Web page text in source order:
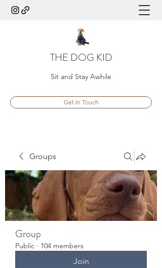
THE DOG KID
Sit and Stay Awhile
Get In Touch
Groups
Group
Public · 104 members
Join